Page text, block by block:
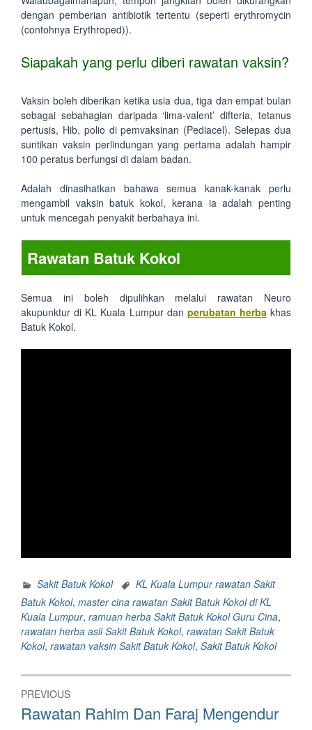
dengan pemberian antibiotik tertentu (seperti erythromycin
(contohnya Erythroped)).
Siapakah yang perlu diberi rawatan vaksin?
Vaksin boleh diberikan ketika usia dua, tiga dan empat bulan
sebagai sebahagian daripada ‘lima-valent’ difteria, tetanus
pertusis, Hib, polio di pemvaksinan (Pediacel). Selepas dua
suntikan vaksin perlindungan yang pertama adalah hampir
100 peratus berfungsi di dalam badan.
Adalah dinasihatkan bahawa semua kanak-kanak perlu
mengambil vaksin batuk kokol, kerana ia adalah penting
untuk mencegah penyakit berbahaya ini.
Rawatan Batuk Kokol
Semua ini boleh dipulihkan melalui rawatan Neuro
akupunktur di KL Kuala Lumpur dan perubatan herbakhas
Batuk Kokol.
Sakit Batuk Kokol
KL Kuala Lumpur rawatan Sakit
Batuk Kokol, master cina rawatan Sakit Batuk Kokol di KL
Kuala Lumpur, ramuan herba Sakit Batuk Kokol Guru Cina,
rawatan herba asli Sakit Batuk Kokol, rawatan Sakit Batuk
Kokol, rawatan vaksin Sakit Batuk Kokol, Sakit Batuk Kokol
Post
navigation
PREVIOUS
Previous
post:
Rawatan Rahim Dan Faraj Mengendur